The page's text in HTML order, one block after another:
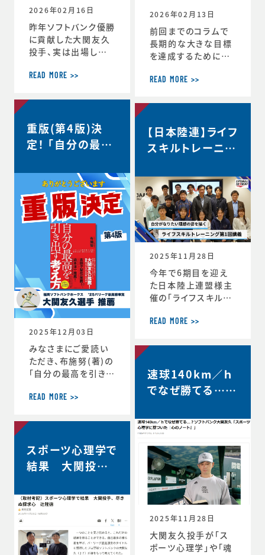
2026年02月16日
昨年ソフトバンク優勝
に貢献した大関友久
投手、実は出場した
ーで、たくさんの印象
ていました。時事通信
け、大関選手のコメン
トの「真意」をスポー
ツ心理学の視点から、
た内容がこちらの記
事にまとめられてい
ます。大関選手の布施
の1年間の取組みの
中身が見えてくると
思います。ぜひリンク
からご覧ください。・
言語化で生じる再現
性・何にフォーカスす
READ MORE >>
2026年02月13日
前回までのコラムで
長期的な大きな目標
を達成するためにCS
がらその時々の適切
との重要性を話して
バランスを理解するこ
とのメリットはそれだ
けにとどまりません。
ビジネスにおいても
瞬時に判断が求めら
れるような状況が
度々起こりますが、 C
S バランスを意識し
てその時できる最高
のことにチャレンジす
る習慣が身につくと、
困難などんな状況下
READ MORE >>
重版(第4版)決
定！ 「自分の最高
方」
2025年12月03日
みなさまにご愛読い
ただき、布施努(著)の
「自分の最高を引き出
ツ心理学博士が語る
の違い」は、続々と重
決定しました。第4版
からの帯には、ソフト
バンクホークス大関
葉もいただいていま
す！この本が、より多く
のみなさまのお役に
立つことができれば
と願っております。■
READ MORE >>
【日本陸連】ライフ
スキルトレーニン
ンタビュー＜自分
がなりたい理想の
姿を描く＞
2025年11月28日
今年で6期目を迎え
た日本陸上連盟様主
催の「ライフスキルト
トしています。第6期
3名、3年生2名、4年
tps://www.jaaf.o
r.jp/news/articl
e/22881/）が受講生
ます。第一回のトレー
ニングの様子や受講
者のインタビューが
掲載されました。htt
ps://www.jaaf.or.
jp/news/a
READ MORE >>
スポーツ心理学で
結果 大関投手、
日新聞デジタル】
速球140km／ｈ
でなぜ勝てる…？
友久「野球はアー
トとサイエンスで
す」【FRIDAY…
2025年11月28日
大関友久投手が「ス
ポーツ心理学」や「魂